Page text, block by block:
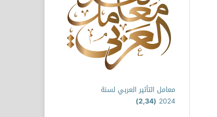
معامل التأثير العربي لسنة
2024
(2,34)